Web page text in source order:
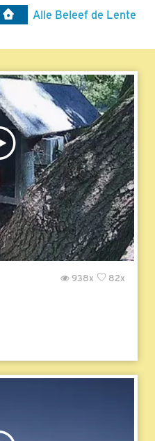
Alle Beleef de Lente
82x
938x